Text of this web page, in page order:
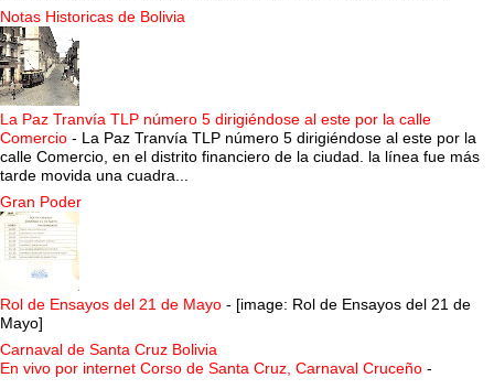
Notas Historicas de Bolivia
La Paz Tranvía TLP número 5 dirigiéndose al este por la calle
Comercio - La Paz Tranvía TLP número 5 dirigiéndose al este por la
calle Comercio, en el distrito financiero de la ciudad. la línea fue más
tarde movida una cuadra...
Gran Poder
Rol de Ensayos del 21 de Mayo - [image: Rol de Ensayos del 21 de
Mayo]
Carnaval de Santa Cruz Bolivia
En vivo por internet Corso de Santa Cruz, Carnaval Cruceño -